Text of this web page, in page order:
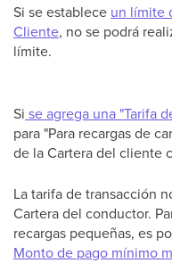
Si se establece un límite
Cliente, no se podrá
límite.
Si se agrega una "Tarifa
para "Para recargas de
de la Cartera del cliente
La tarifa de transacción
Cartera del conductor.
recargas pequeñas, es
Monto de pago mínimo